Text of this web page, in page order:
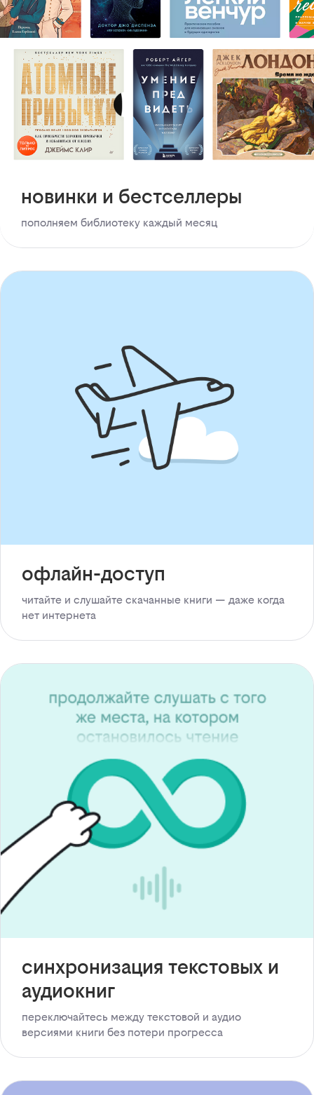
новинки и бестселлеры
пополняем библиотеку каждый месяц
офлайн-доступ
читайте и слушайте скачанные книги — даже когда
нет интернета
синхронизация текстовых и
аудиокниг
переключайтесь между текстовой и аудио
версиями книги без потери прогресса